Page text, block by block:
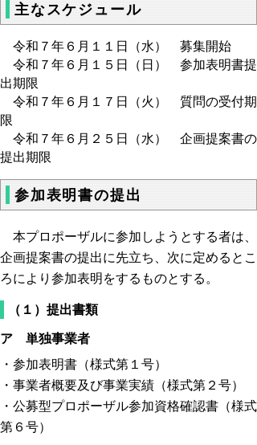
主なスケジュール
令和７年６月１１日（水） 募集開始
令和７年６月１５日（日） 参加表明書提
出期限
令和７年６月１７日（火） 質問の受付期
限
令和７年６月２５日（水） 企画提案書の
提出期限
参加表明書の提出
本プロポーザルに参加しようとする者は、
企画提案書の提出に先立ち、次に定めるとこ
ろにより参加表明をするものとする。
（１）提出書類
ア 単独事業者
・参加表明書（様式第１号）
・事業者概要及び事業実績（様式第２号）
・公募型プロポーザル参加資格確認書（様式
第６号）